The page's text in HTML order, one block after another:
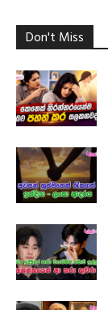
Don't Miss